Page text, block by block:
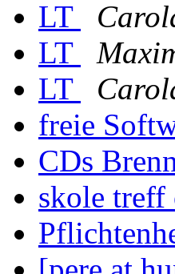
LT
LT
LT
freie
CDs
skole